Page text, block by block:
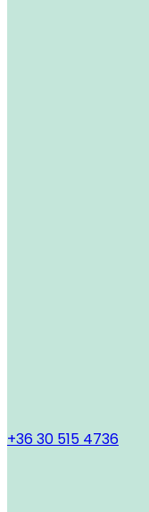
+36 30 515 4736